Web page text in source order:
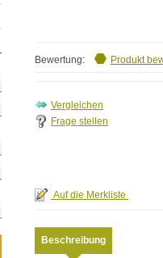
Bewertung: Produkt
Frage stellen
Beschreibung